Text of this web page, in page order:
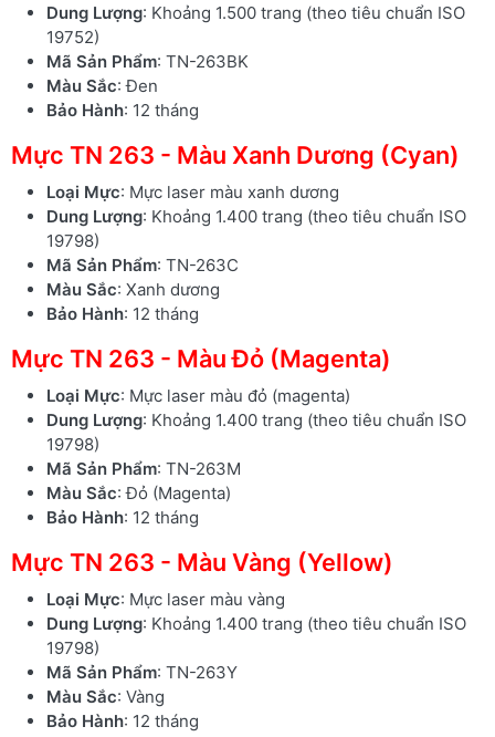
Dung Lượng: Khoảng 1.500 trang (theo tiêu chuẩn ISO
19752)
Mã Sản Phẩm: TN-263BK
Màu Sắc: Đen
Bảo Hành: 12 tháng
Mực TN 263 - Màu Xanh Dương (Cyan)
Loại Mực: Mực laser màu xanh dương
Dung Lượng: Khoảng 1.400 trang (theo tiêu chuẩn ISO
19798)
Mã Sản Phẩm: TN-263C
Màu Sắc: Xanh dương
Bảo Hành: 12 tháng
Mực TN 263 - Màu Đỏ (Magenta)
Loại Mực: Mực laser màu đỏ (magenta)
Dung Lượng: Khoảng 1.400 trang (theo tiêu chuẩn ISO
19798)
Mã Sản Phẩm: TN-263M
Màu Sắc: Đỏ (Magenta)
Bảo Hành: 12 tháng
Mực TN 263 - Màu Vàng (Yellow)
Loại Mực: Mực laser màu vàng
Dung Lượng: Khoảng 1.400 trang (theo tiêu chuẩn ISO
19798)
Mã Sản Phẩm: TN-263Y
Màu Sắc: Vàng
Bảo Hành: 12 tháng